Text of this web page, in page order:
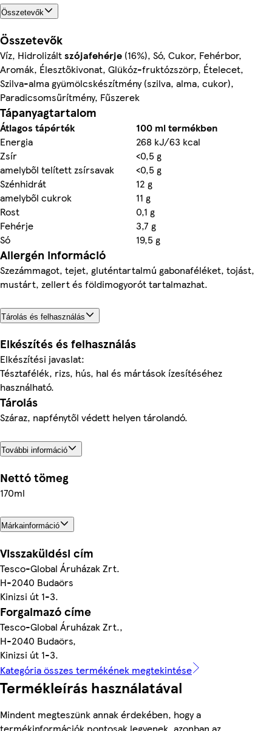
Összetevők
Összetevők
Víz, Hidrolizáltszójafehérje (16%), Só, Cukor, Fehérbor,
Aromák, Élesztőkivonat, Glükóz-fruktózszörp, Ételecet,
Szilva-alma gyümölcskészítmény (szilva, alma, cukor),
Paradicsomsűrítmény, Fűszerek
Tápanyagtartalom
Átlagos tápérték
100 ml termékben
Energia
268 kJ/63 kcal
Zsír
<0,5 g
amelyből telített zsírsavak
<0,5 g
Szénhidrát
12 g
amelyből cukrok
11 g
Rost
0,1 g
Fehérje
3,7 g
Só
19,5 g
Allergén információ
Szezámmagot, tejet, gluténtartalmú gabonaféléket, tojást,
mustárt, zellert és földimogyorót tartalmazhat.
Tárolás és felhasználás
Elkészítés és felhasználás
Elkészítési javaslat:
Tésztafélék, rizs, hús, hal és mártások ízesítéséhez
használható.
Tárolás
Száraz, napfénytől védett helyen tárolandó.
További információ
Nettó tömeg
170ml
Márkainformáció
Visszaküldési cím
Tesco-Global Áruházak Zrt.
H-2040 Budaörs
Kinizsi út 1-3.
Forgalmazó címe
Tesco-Global Áruházak Zrt.,
H-2040 Budaörs,
Kinizsi út 1-3.
Kategória összes termékének megtekintése
Termékleírás használatával
Mindent megteszünk annak érdekében, hogy a